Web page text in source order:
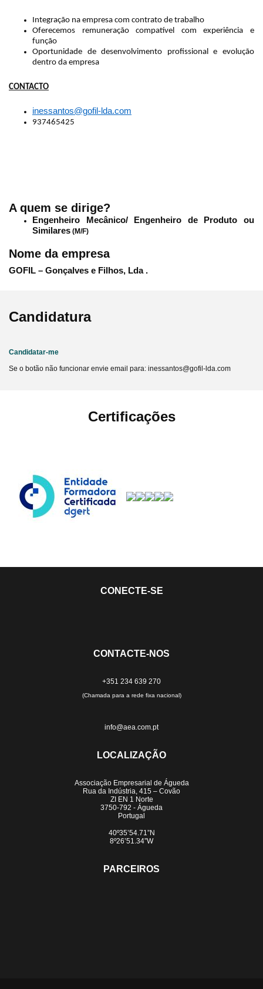
Integração na empresa com contrato de trabalho
Oferecemos remuneração compatível com experiência e
função
Oportunidade de desenvolvimento profissional e evolução
dentro da empresa
CONTACTO
inessantos@gofil-lda.com
937465425
A quem se dirige?
Engenheiro Mecânico/ Engenheiro de Produto ou
Similares (M/F)
Nome da empresa
GOFIL – Gonçalves e Filhos, Lda .
Candidatura
Candidatar-me
Se o botão não funcionar envie email para: inessantos@gofil-lda.com
Certificações
CONECTE-SE
CONTACTE-NOS
+351 234 639 270
(Chamada para a rede fixa nacional)
info@aea.com.pt
LOCALIZAÇÃO
Associação Empresarial de Águeda
Rua da Indústria, 415 – Covão
ZI EN 1 Norte
3750-792 - Águeda
Portugal
40º35’54.71”N
8º26’51.34”W
PARCEIROS